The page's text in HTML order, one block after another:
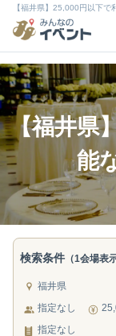
【福井県】25,000円以下で
【福井県
能
検索条件 （1会場表
福井県
指定なし
指定なし